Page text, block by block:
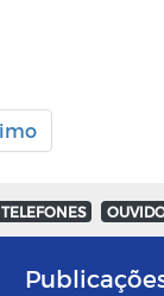
TELEFONES